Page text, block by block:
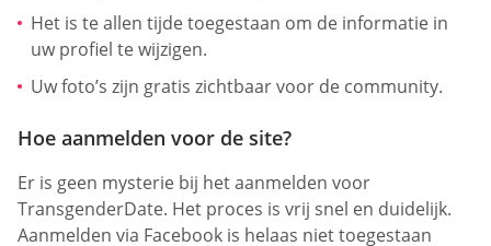
Het is te allen tijde toegestaan om de informatie in
uw profiel te wijzigen.
Uw foto’s zijn gratis zichtbaar voor de community.
Hoe aanmelden voor de site?
Er is geen mysterie bij het aanmelden voor
TransgenderDate. Het proces is vrij snel en duidelijk.
Aanmelden via Facebook is helaas niet toegestaan